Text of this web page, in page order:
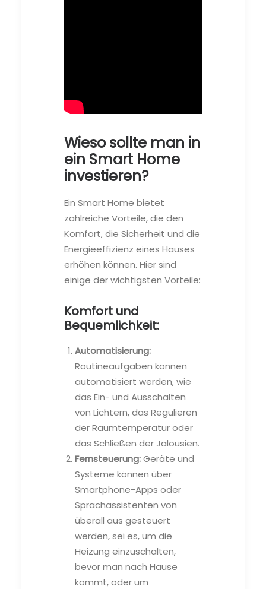
Wieso sollte man in
ein Smart Home
investieren?
Ein Smart Home bietet
zahlreiche Vorteile, die den
Komfort, die Sicherheit und die
Energieeffizienz eines Hauses
erhöhen können. Hier sind
einige der wichtigsten Vorteile:
Komfort und
Bequemlichkeit:
Automatisierung:
Routineaufgaben können
automatisiert werden, wie
das Ein- und Ausschalten
von Lichtern, das Regulieren
der Raumtemperatur oder
das Schließen der Jalousien.
Fernsteuerung:Geräte und
Systeme können über
Smartphone-Apps oder
Sprachassistenten von
überall aus gesteuert
werden, sei es, um die
Heizung einzuschalten,
bevor man nach Hause
kommt, oder um